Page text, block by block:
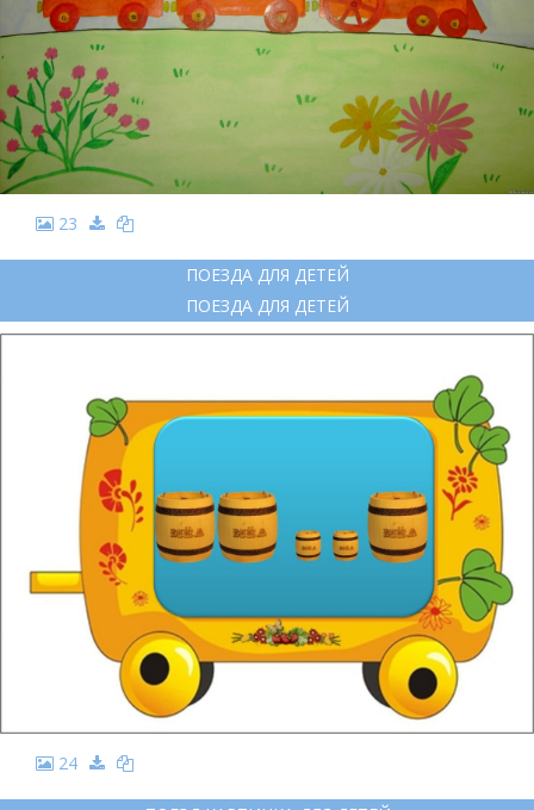
23
ПОЕЗДА ДЛЯ ДЕТЕЙ
ПОЕЗДА ДЛЯ ДЕТЕЙ
24